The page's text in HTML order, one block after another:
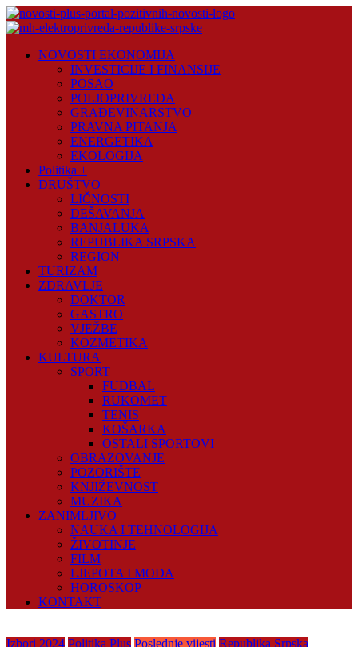
Skip
to
Plus
NOVOSTI EKONOMIJA
INVESTICIJE I FINANSIJE
POSAO
POLJOPRIVREDA
GRAĐEVINARSTVO
PRAVNA PITANJA
ENERGETIKA
EKOLOGIJA
Politika +
DRUŠTVO
LIČNOSTI
DEŠAVANJA
BANJALUKA
REPUBLIKA SRPSKA
REGION
TURIZAM
ZDRAVLJE
DOKTOR
GASTRO
VJEŽBE
KOZMETIKA
KULTURA
SPORT
FUDBAL
RUKOMET
TENIS
KOŠARKA
OSTALI SPORTOVI
OBRAZOVANJE
POZORIŠTE
KNJIŽEVNOST
MUZIKA
ZANIMLJIVO
NAUKA I TEHNOLOGIJA
ŽIVOTINJE
FILM
LJEPOTA I MODA
HOROSKOP
KONTAKT
Izbori 2024 Politika Plus Poslednje vijesti Republika Srpska